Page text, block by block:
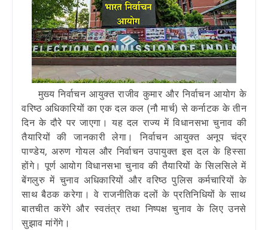
मुख्य निर्वाचन आयुक्त राजीव कुमार और निर्वाचन आयोग के
वरिष्ठ अधिकारियों का एक दलकल (नौ मार्च) से कर्नाटक के तीन
दिन के दौरे पर जाएगा। यह दल राज्य में विधानसभा चुनाव की
तैयारियों की जानकारी लेगा। निर्वाचन आयुक्त अनूप चंद्र
पाण्डेय, अरुण गोयल और निर्वाचन उपायुक्त इस दल के हिस्सा
होंगे। पूर्ण आयोग विधानसभा चुनाव की तैयारियों के सिलसिले में
बेंगलुरु में चुनाव अधिकारियों और वरिष्ठ पुलिस कर्मचारियों के
साथ बैठक करेगा। वे राजनीतिक दलों के प्रतिनिधियों के साथ
बातचीत करेंगे और स्वतंत्र तथा निष्पक्ष चुनाव के लिए उनसे
सुझाव मांगेंगे।